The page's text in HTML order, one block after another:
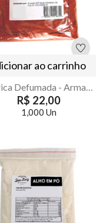
ao carrinho
Paprica Defumada - Armazém Seu Luiz 500g
R$ 22,00
1,000 Un